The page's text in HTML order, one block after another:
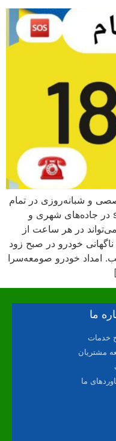
و شبانه‌روزی در تمام
مسیرها_09115506904_ sos1893.ir در جاده‌های شهری و
در هر ساعت از
خودرو در صبح زود
امداد خودرو صومعه‌سرا
ما
خدمات
مشتریان
ما